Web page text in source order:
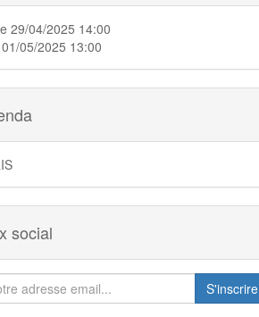
29/04/2025 14:00
01/05/2025 13:00
social
S'inscrire